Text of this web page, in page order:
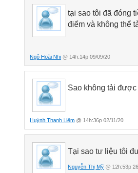
tại sao tôi đã đóng
điểm và không thể
Ngô Hoài Nhi @ 14h:14p 09/09/20
Sao không tải
Huỳnh Thanh Liêm @ 14h:36p 02/11/20
Tại sao tư liệu tôi
Nguyễn Thị Mỹ @ 12h:53p